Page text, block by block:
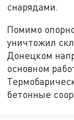
снарядами.
Помимо
уничтожил
Донецком
основном
бетонные